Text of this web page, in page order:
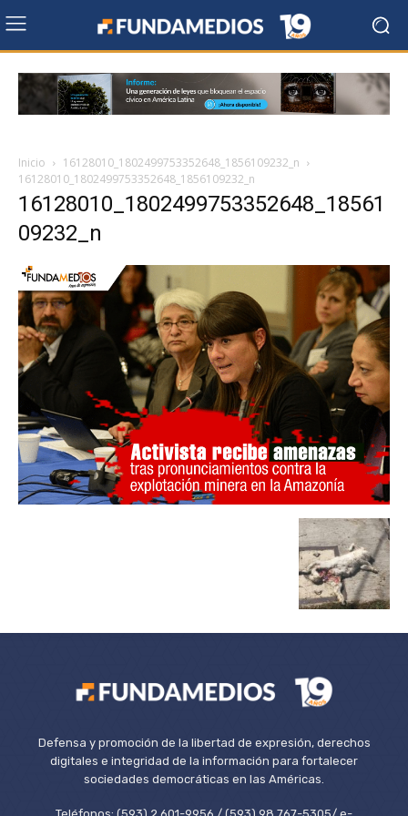
Inicio
16128010_1802499753352648_1856109232_n
16128010_1802499753352648_1856109232_n
16128010_1802499753352648_18561
09232_n
Defensa y promoción de la libertad de expresión, derechos
digitales e integridad de la información para fortalecer
sociedades democráticas en las Américas.